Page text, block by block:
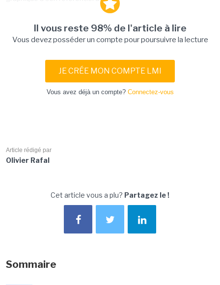
Il vous reste 98% de l'article à lire
Vous devez posséder un compte pour poursuivre la lecture
JE CRÉE MON COMPTE LMI
Vous avez déjà un compte? Connectez-vous
Article rédigé par
Olivier Rafal
Cet article vous a plu? Partagez le !
Sommaire